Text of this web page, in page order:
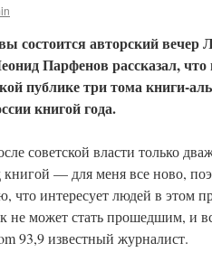
состоится авторский
Парфенов рассказал, что
публике три тома книги-
книгой года.
советской власти только
книгой — для меня все ново,
что интересует людей в этом
не может стать прошедшим, и
93,9 известный журналист.